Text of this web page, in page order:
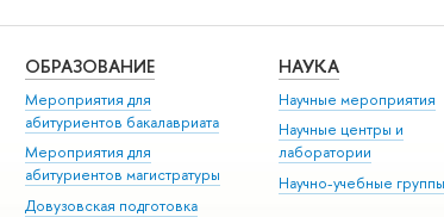
ОБРАЗОВАНИЕ
Мероприятия для
абитуриентов бакалавриата
Мероприятия для
абитуриентов магистратуры
Довузовская подготовка
НАУКА
Научные мероприятия
Научные центры и
лаборатории
Научно-учебные группы